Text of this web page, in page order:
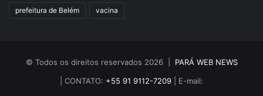
prefeitura de Belém vacina
© Todos os direitos reservados 2026 | PARÁ WEB NEWS
| CONTATO: +55 91 9112-7209 | E-mail: